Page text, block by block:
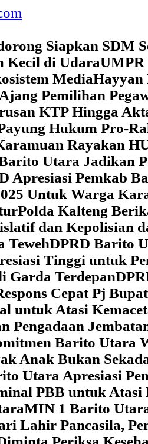
Siapkan SDM
Kecil di UdaraUMPR
MediaHayyan
Ajang Pemilihan
KTP Hingga
Hukum Pro-
Rayakan
Utara Jadikan
Apresiasi Pemkab
Untuk Warga
Polda Kalteng
dan Kepolisian
TewehDPRD Barito
Tinggi untuk
Garda Terdepan
Cepat Pj
untuk Atasi
Pengadaan
Barito Utara
Anak Bukan
Utara Apresiasi
PBB untuk Atasi
MIN 1 Barito
Lahir Pancasila,